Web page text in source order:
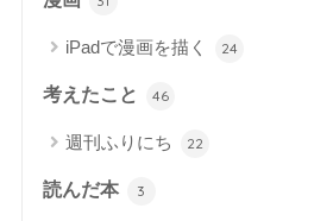
iPadで漫画を描く 24
考えたこと 46
週刊ふりにち 22
読んだ本 3